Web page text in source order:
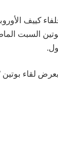
مايو، أعلن
لقاء